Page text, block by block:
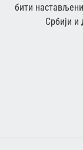
бити
Србији и